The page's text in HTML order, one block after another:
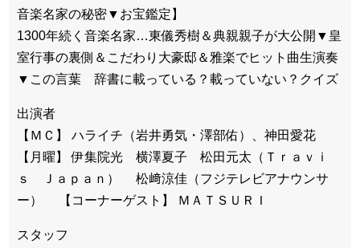
音楽名家の秘密▼お宝鑑定】
1300年続く音楽名家…東儀秀樹＆典親親子が大公開▼皇
室行事の裏側＆こだわり大豪邸＆雅楽でヒット曲生演奏
▼この言葉 辞書に載っている？載っていない？クイズ
出演者
【ＭＣ】 ハライチ（岩井勇気・澤部佑）、神田愛花
【月曜】 伊集院光 横澤夏子 松田元太（Ｔｒａｖｉ
ｓ Ｊａｐａｎ） 松﨑涼佳（フジテレビアナウンサ
ー） 【コーナーゲスト】 ＭＡＴＳＵＲＩ
スタッフ